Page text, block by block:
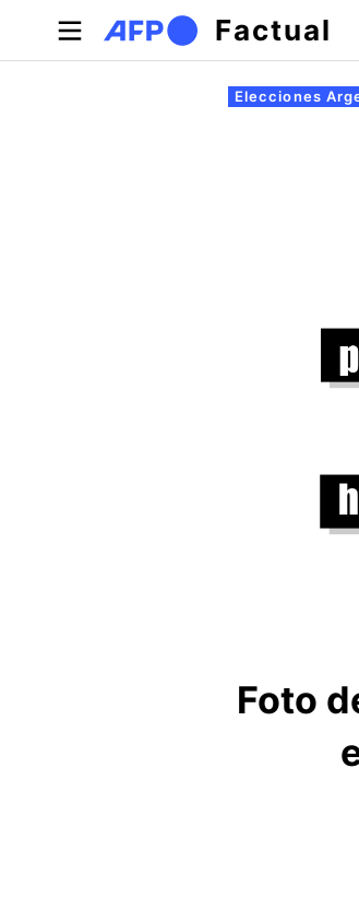
Pasar al contenido principal
Factual
Solapas principales
Elecciones
Foto